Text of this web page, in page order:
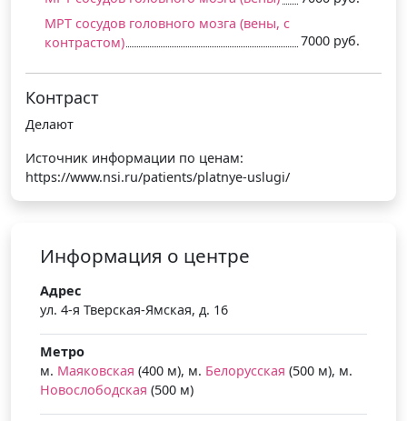
МРТ сосудов головного мозга (вены, c
контрастом)
7000 руб.
Контраст
Делают
Источник информации по ценам:
https://www.nsi.ru/patients/platnye-uslugi/
Информация о центре
Адрес
ул. 4-я Тверская-Ямская, д. 16
Метро
м. Маяковская (400 м), м. Белорусская (500 м), м.
Новослободская (500 м)